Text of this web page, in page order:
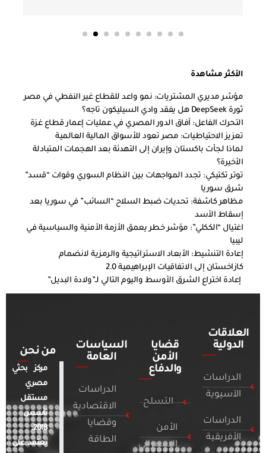
الأكثر مشاهدة
مؤشر مديري المشتريات: نمو واعد للقطاع غير النفطي في مصر
ثورة DeepSeek هل يفقد وادي السيليكون تاجه؟
التحرك الفاعل: آفاق الدور المصري في عمليات إعمار قطاع غزة
تعزيز الاحتياطيات: مصر تعود للأسواق المالية العالمية
لماذا لجأت باكستان وإيران إلى التهدئة بعد الهجمات المتبادلة
الأخيرة؟
توتر تكتيكي: تجدد المواجهات بين النظام السوري وقوات “قسد”
شرق سوريا
مظاهر كاشفة: تحديات ضبط السلاح “السائب” في سوريا بعد
إسقاط الأسد
اغتيال “الككلي”: مؤشر خطر يعمق الأزمة الأمنية والسياسية في
ليبيا
إعادة التنشيط: الأبعاد الاستراتيجية والرمزية لانضمام
كازاخستان إلى الاتفاقيات الإبراهيمية 2.0
إعادة اختراع الشرق الأوسط واليوم التالي لـ”ولادة البديل”
العلاقات
الدولية
الدراسات
الآسيوية
الدراسات
الأفريقية
قضايا
الأمن
والدفاع
التسلح
الأمن
السيبراني
السياسات
العامة
الدراسات
الاقتصادية
وقضايا
الطاقة
من نحن
مركز بحثي
مصري
مستقل
تأسس
2018.
يعتمد على